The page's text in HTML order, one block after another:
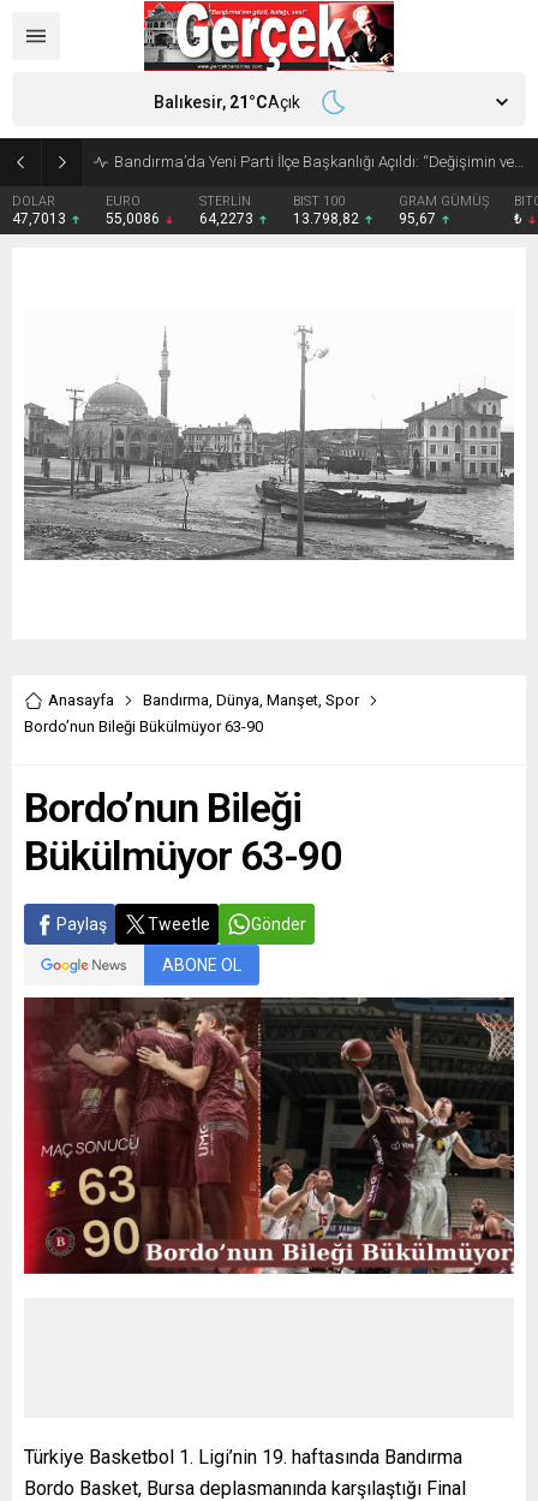
Bandırma’da Yeni Parti İlçe Başkanlığı Açıldı: “Değişimin ve Cumhuriyetin Kenti” Vurgusu
DOLAR
47,7013
EURO
55,0086
STERLİN
64,2273
BIST 100
13.798,82
GRAM GÜMÜŞ
95,67 ₺
Balıkesir, 21°CAçık
Anasayfa Bandırma, Dünya, Manşet, Spor
Bordo’nun Bileği Bükülmüyor 63-90
Bordo’nun Bileği
Bükülmüyor 63-90
Paylaş Tweetle Gönder
ABONE OL
Türkiye Basketbol 1. Ligi’nin 19. haftasında Bandırma
Bordo Basket, Bursa deplasmanında karşılaştığı Final